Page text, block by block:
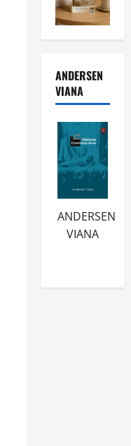
ANDERSEN
VIANA
ANDERSEN
VIANA